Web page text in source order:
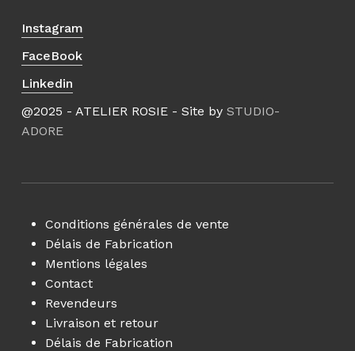
Instagram
FaceBook
Linkedin
@2025 - ATELIER ROSIE - Site by STUDIO-
ADORE
Conditions générales de vente
Délais de Fabrication
Mentions légales
Contact
Revendeurs
Livraison et retour
Délais de Fabrication